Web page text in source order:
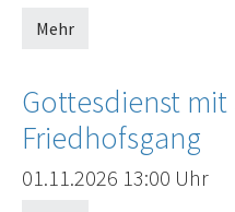
Mehr
Gottesdienst
Friedhofsgang
01.11.2026 13:00 Uhr